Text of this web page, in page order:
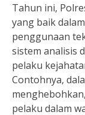
Tahun ini,
yang baik
penggunaan
sistem analisis
pelaku
Contohnya,
pelaku dalam